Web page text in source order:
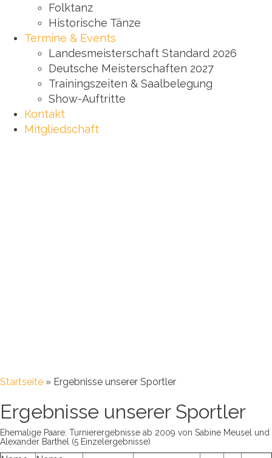
Folktanz
Historische Tänze
Termine & Events
Landesmeisterschaft Standard 2026
Deutsche Meisterschaften 2027
Trainingszeiten & Saalbelegung
Show-Auftritte
Kontakt
Mitgliedschaft
Startseite » Ergebnisse unserer Sportler
Ergebnisse unserer Sportler
Ehemalige Paare: Turnierergebnisse ab 2009 von Sabine Meusel und
Alexander Barthel (5 Einzelergebnisse)